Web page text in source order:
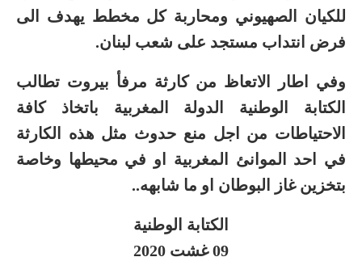
للكيان الصهيوني ومحاربة كل مخطط يهدف الى
فرض انتداب مستجد على شعب لبنان.
وفي اطار الاتعاظ من كارثة مرفأ بيروت تطالب
الكتابة الوطنية الدولة المغربية باتخاذ كافة
الاحتياطات من اجل منع حدوث مثل هذه الكارثة
في احد الموانئ المغربية او في محيطها وخاصة
بتخزين غاز البوطان او ما شابهه..
الكتابة الوطنية
09 غشت 2020